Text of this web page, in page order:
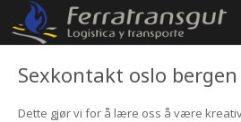
Sexkontakt oslo
Dette gjør vi for å lære oss å være